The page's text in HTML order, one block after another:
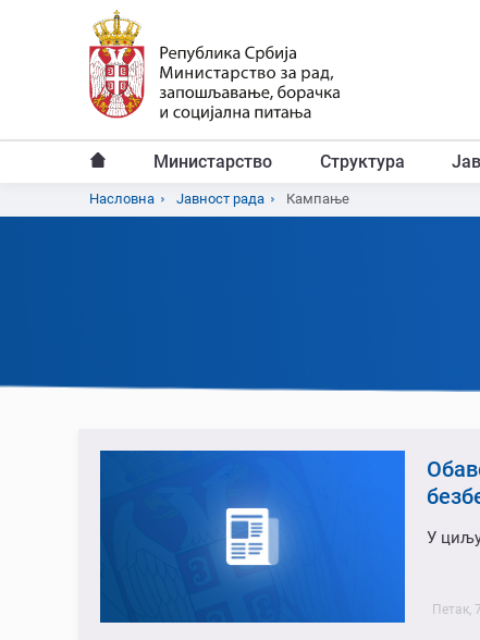
Министарство Структура
Насловна Јавност рада Кампање
У
Петак,